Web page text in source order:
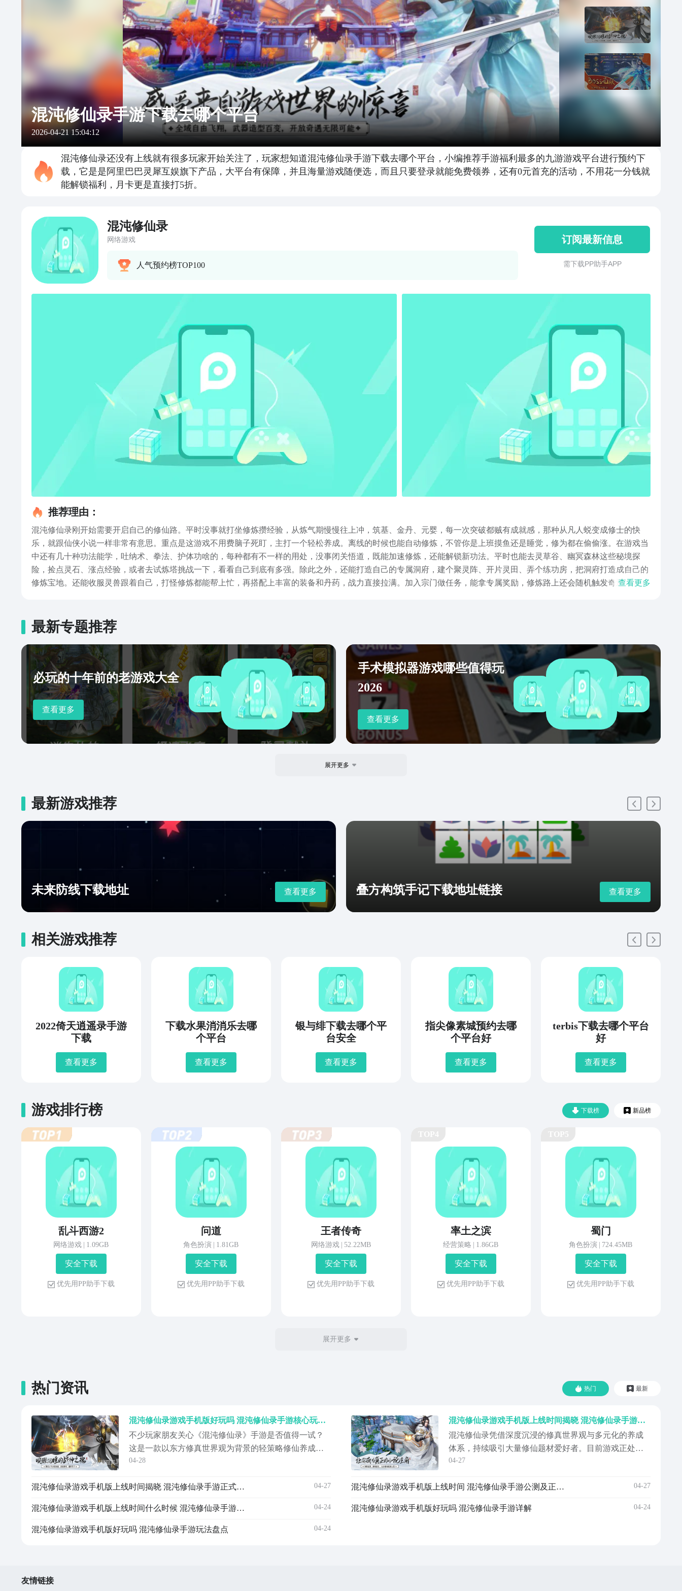
混沌修仙录手游下载去哪个平台
2026-04-21 15:04:12
混沌修仙录还没有上线就有很多玩家开始关注了，玩家想知道混沌修仙录手游下载去哪个平台，小编推荐手游福利最多的九游游戏平台进行预约下
载，它是是阿里巴巴灵犀互娱旗下产品，大平台有保障，并且海量游戏随便选，而且只要登录就能免费领券，还有0元首充的活动，不用花一分钱就
能解锁福利，月卡更是直接打5折。
混沌修仙录
网络游戏
人气预约榜TOP100
订阅最新信息
需 下 载 P P 助 手 A P P
推荐理由：
混沌修仙录刚开始需要开启自己的修仙路。平时没事就打坐修炼攒经验，从炼气期慢慢往上冲，筑基、金丹、元婴，每一次突破都贼有成就感，那种从凡人蜕变成修士的快
乐，就跟仙侠小说一样非常有意思。重点是这游戏不用费脑子死盯，主打一个轻松养成。离线的时候也能自动修炼，不管你是上班摸鱼还是睡觉，修为都在偷偷涨。在游戏当
中还有几十种功法能学，吐纳术、拳法、护体功啥的，每种都有不一样的用处，没事闭关悟道，既能加速修炼，还能解锁新功法。平时也能去灵草谷、幽冥森林这些秘境探
险，捡点灵石、涨点经验，或者去试炼塔挑战一下，看看自己到底有多强。除此之外，还能打造自己的专属洞府，建个聚灵阵、开片灵田、弄个练功房，把洞府打造成自己的
修炼宝地。还能收服灵兽跟着自己，打怪修炼都能帮上忙，再搭配上丰富的装备和丹药，战力直接拉满。加入宗门做任务，能拿专属奖励，修炼路上还会随机触发奇遇，时不
查看更多
最新专题推荐
必玩的十年前的老游戏大全
查看更多
手术模拟器游戏哪些值得玩
2026
查看更多
展开更多
最新游戏推荐
未来防线下载地址 查看更多 叠方构筑手记下载地址链接 查看更多
相关游戏推荐
2022倚天逍遥录手游
下载
查看更多
下载水果消消乐去哪
个平台
查看更多
银与绯下载去哪个平
台安全
查看更多
指尖像素城预约去哪
个平台好
查看更多
terbis下载去哪个平台
好
查看更多
下载榜 新品榜
游戏排行榜
乱斗西游2
网络游戏 1.09GB
安 全 下 载
优 先 用 P P 助 手 下 载
问道
角色扮演 1.81GB
安 全 下 载
优 先 用 P P 助 手 下 载
王者传奇
网络游戏 52.22MB
安 全 下 载
优 先 用 P P 助 手 下 载
率土之滨
经营策略 1.86GB
安 全 下 载
优 先 用 P P 助 手 下 载
蜀门
角色扮演 724.45MB
安 全 下 载
优 先 用 P P 助 手 下 载
展开更多
热门 最新
热门资讯
混沌修仙录游戏手机版好玩吗 混沌修仙录手游核心玩法与真实体验解析
不少玩家朋友关心《混沌修仙录》手游是否值得一试？
这是一款以东方修真世界观为背景的轻策略修仙养成类
作品，玩家将从毫无根基的凡人起步，在广袤修真界中
成长快感。【混沌修仙录】最新版预约/下载地
门槛设计，主打“
04-28
混沌修仙录游戏手机版上线时间揭晓 混沌修仙录手游正式公测日期 04-27
混沌修仙录游戏手机版上线时间什么时候 混沌修仙录手游上线时间盘点 04-24
混沌修仙录游戏手机版好玩吗 混沌修仙录手游玩法盘点 04-24
混沌修仙录游戏手机版上线时间揭晓 混沌修仙录手游正式公测日期
混沌修仙录凭借深度沉浸的修真世界观与多元化的养成
体系，持续吸引大量修仙题材爱好者。目前游戏正处于
技术测试阶段，尚未正式公测，具体上线时间官方暂未
——作为阿里巴巴灵犀互娱旗下核心游戏服务平台，九
障。预约用户
04-27
混沌修仙录游戏手机版上线时间 混沌修仙录手游公测及正式开服日期详情 04-27
混沌修仙录游戏手机版好玩吗 混沌修仙录手游详解 04-24
友情链接